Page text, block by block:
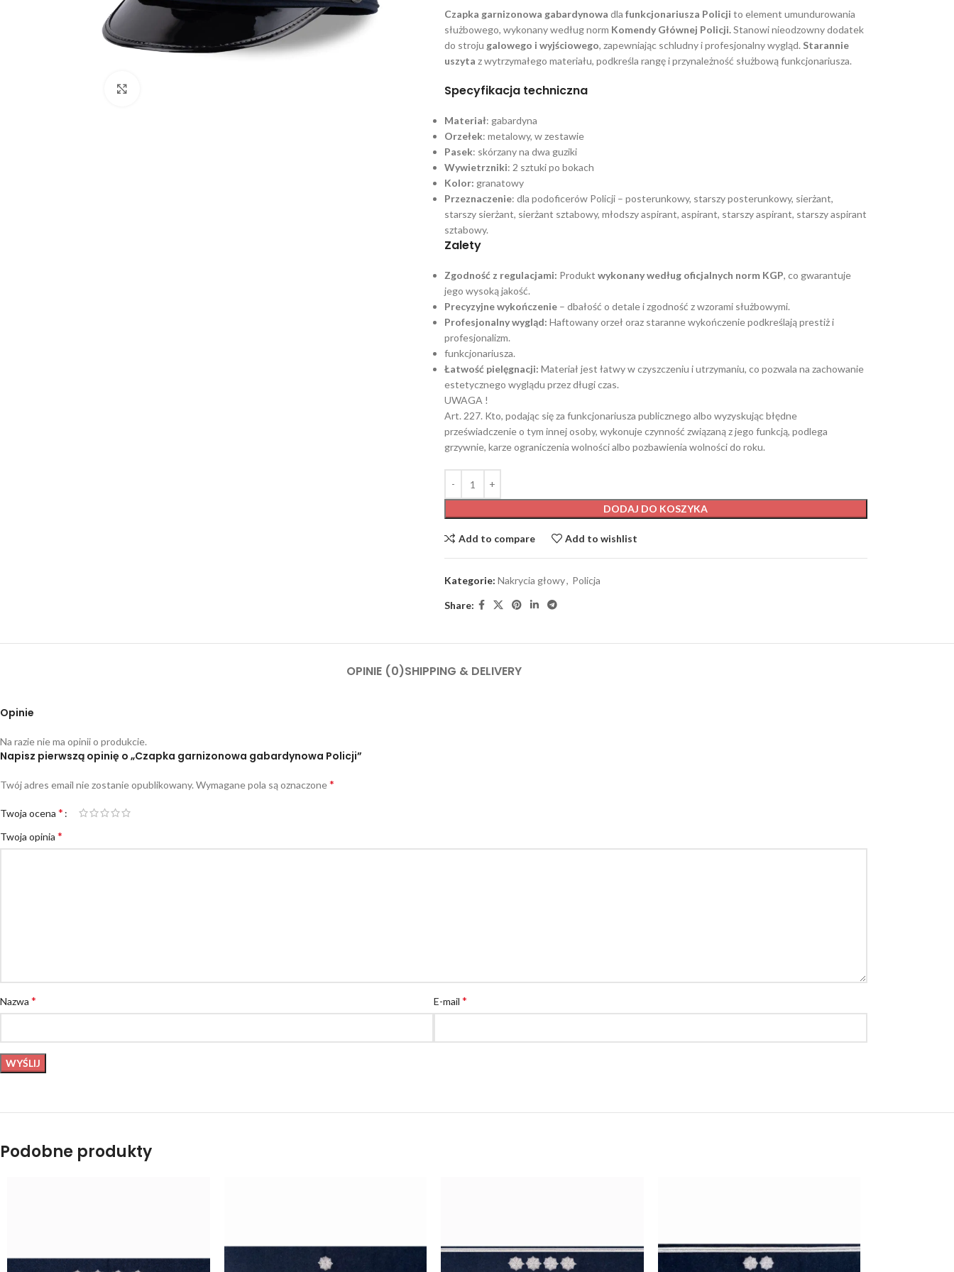
Czapka garnizonowa gabardynowa dla funkcjonariusza Policji to element umundurowania
służbowego, wykonany według norm Komendy Głównej Policji.Stanowi nieodzowny dodatek
do stroju galowego i wyjściowego, zapewniając schludny i profesjonalny wygląd. Starannie
uszyta z wytrzymałego materiału, podkreśla rangę i przynależność służbową funkcjonariusza.
Specyfikacja techniczna
Materiał: gabardyna
Orzełek: metalowy, w zestawie
Pasek: skórzany na dwa guziki
Wywietrzniki: 2 sztuki po bokach
Kolor: granatowy
Przeznaczenie: dla podoficerów Policji – posterunkowy, starszy posterunkowy, sierżant,
starszy sierżant, sierżant sztabowy, młodszy aspirant, aspirant, starszy aspirant, starszy aspirant
sztabowy.
Zalety
Zgodność z regulacjami: Produkt wykonany według oficjalnych norm KGP, co gwarantuje
jego wysoką jakość.
Precyzyjne wykończenie– dbałość o detale i zgodność z wzorami służbowymi.
Profesjonalny wygląd: Haftowany orzeł oraz staranne wykończenie podkreślają prestiż i
profesjonalizm.
funkcjonariusza.
Łatwość pielęgnacji: Materiał jest łatwy w czyszczeniu i utrzymaniu, co pozwala na zachowanie
estetycznego wyglądu przez długi czas.
UWAGA !
Art. 227. Kto, podając się za funkcjonariusza publicznego albo wyzyskując błędne
przeświadczenie o tym innej osoby, wykonuje czynność związaną z jego funkcją, podlega
grzywnie, karze ograniczenia wolności albo pozbawienia wolności do roku.
DODAJ DO KOSZYKA
Add to compare Add to wishlist
Kategorie: Nakrycia głowy, Policja
Share:
OPINIE (0)SHIPPING & DELIVERY
Opinie
Na razie nie ma opinii o produkcie.
Napisz pierwszą opinię o „Czapka garnizonowa gabardynowa Policji”
Twój adres email nie zostanie opublikowany. Wymagane pola są oznaczone*
Twoja ocena *
Twoja opinia *
Nazwa * E-mail *
Podobne produkty